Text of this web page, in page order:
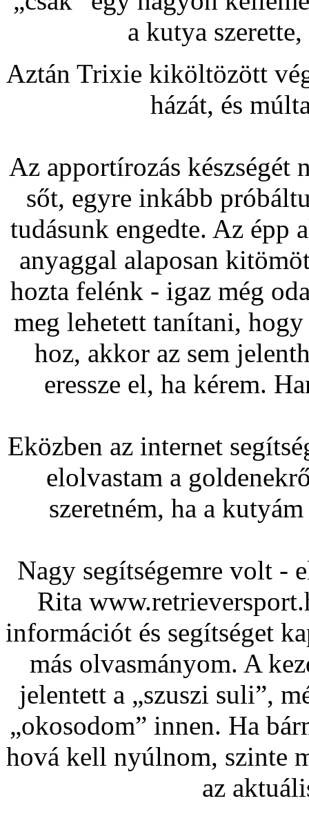
a kutya
Aztán Trixie kiköltözött
házát, és
Az apportírozás készségét
sőt, egyre inkább
tudásunk engedte. Az épp
anyaggal alaposan
hozta felénk - igaz még
meg lehetett tanítani,
hoz, akkor az sem
eressze el, ha kérem.
Eközben az internet
elolvastam a
szeretném, ha a
Nagy segítségemre volt -
Rita
információt és segítséget
más olvasmányom. A
jelentett a „szuszi suli”,
„okosodom” innen. Ha
hová kell nyúlnom, szinte
az